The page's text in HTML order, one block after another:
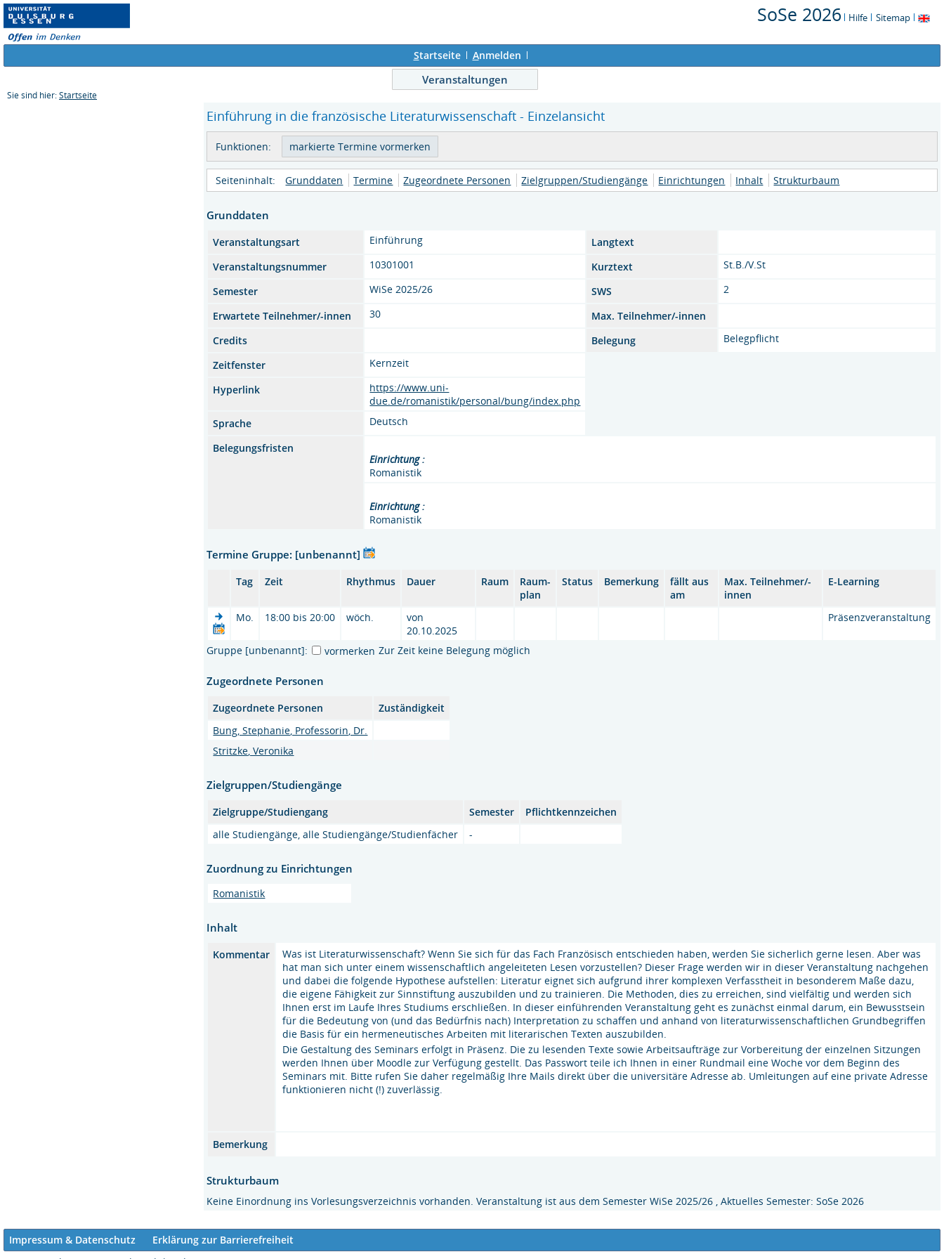
SoSe 2026 Hilfe Sitemap
Startseite Anmelden
Veranstaltungen
Sie sind hier: Startseite
Einführung in die französische Literaturwissenschaft - Einzelansicht
Funktionen:
Seiteninhalt: Grunddaten Termine Zugeordnete Personen Zielgruppen/Studiengänge Einrichtungen Inhalt Strukturbaum
Grunddaten
Veranstaltungsart Einführung
Langtext
Veranstaltungsnummer
10301001 Kurztext
St.B./V.St
Semester
WiSe 2025/26 SWS
2
Erwartete Teilnehmer/-innen
30
Max. Teilnehmer/-innen
Credits
Belegung
Belegpflicht
Zeitfenster
Kernzeit
Hyperlink
https://www.uni-
due.de/romanistik/personal/bung/index.php
Sprache
Deutsch
Belegungsfristen
Einrichtung :
Romanistik
Einrichtung :
Romanistik
Termine Gruppe: [unbenannt]
Tag Zeit Rhythmus Dauer Raum
Raum-
plan
Status Bemerkung
fällt aus
am
Max. Teilnehmer/-
innen
E-Learning
Mo. 18:00 bis 20:00 wöch.
von
20.10.2025
Präsenzveranstaltung
Gruppe [unbenannt]: vormerken Zur Zeit keine Belegung möglich
Zugeordnete Personen
Zugeordnete Personen
Zuständigkeit
Bung, Stephanie, Professorin, Dr.
Stritzke, Veronika
Zielgruppen/Studiengänge
Zielgruppe/Studiengang Semester
Pflichtkennzeichen
alle Studiengänge, alle Studiengänge/Studienfächer
-
Zuordnung zu Einrichtungen
Romanistik
Inhalt
Kommentar
Was ist Literaturwissenschaft? Wenn Sie sich für das Fach Französisch entschieden haben, werden Sie sicherlich gerne lesen. Aber was
hat man sich unter einem wissenschaftlich angeleiteten Lesen vorzustellen? Dieser Frage werden wir in dieser Veranstaltung nachgehen
und dabei die folgende Hypothese aufstellen: Literatur eignet sich aufgrund ihrer komplexen Verfasstheit in besonderem Maße dazu,
die eigene Fähigkeit zur Sinnstiftung auszubilden und zu trainieren. Die Methoden, dies zu erreichen, sind vielfältig und werden sich
Ihnen erst im Laufe Ihres Studiums erschließen. In dieser einführenden Veranstaltung geht es zunächst einmal darum, ein Bewusstsein
für die Bedeutung von (und das Bedürfnis nach) Interpretation zu schaffen und anhand von literaturwissenschaftlichen Grundbegriffen
die Basis für ein hermeneutisches Arbeiten mit literarischen Texten auszubilden.
Die Gestaltung des Seminars erfolgt in Präsenz. Die zu lesenden Texte sowie Arbeitsaufträge zur Vorbereitung der einzelnen Sitzungen
werden Ihnen über Moodle zur Verfügung gestellt. Das Passwort teile ich Ihnen in einer Rundmail eine Woche vor dem Beginn des
Seminars mit. Bitte rufen Sie daher regelmäßig Ihre Mails direkt über die universitäre Adresse ab. Umleitungen auf eine private Adresse
funktionieren nicht (!) zuverlässig.
Bemerkung
Strukturbaum
Keine Einordnung ins Vorlesungsverzeichnis vorhanden. Veranstaltung ist aus dem Semester WiSe 2025/26 , Aktuelles Semester: SoSe 2026
Impressum & Datenschutz
Erklärung zur Barrierefreiheit